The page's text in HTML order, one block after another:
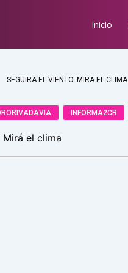
Inicio
SEGUIRÁ EL VIENTO. MIRÁ EL CLIMA
INFORMA2CR
el clima